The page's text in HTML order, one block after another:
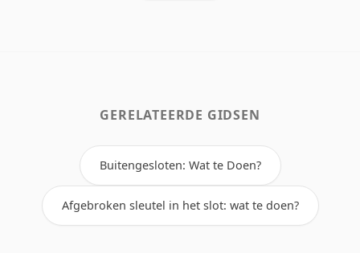
GERELATEERDE GIDSEN
Buitengesloten: Wat te Doen?
Afgebroken sleutel in het slot: wat te doen?